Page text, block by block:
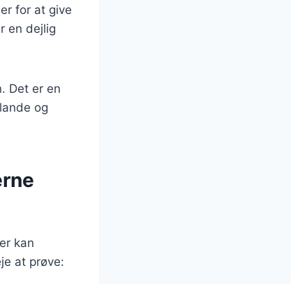
for at give
en dejlig
Det er en
og
kan
at prøve: